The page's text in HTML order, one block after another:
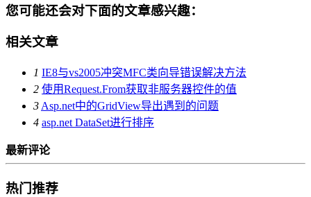
您可能还会对下面的文章感兴趣：
相关文章
1 IE8与vs2005冲突MFC类向导错误解决方法
2 使用Request.From获取非服务器控件的值
3 Asp.net中的GridView导出遇到的问题
4 asp.net DataSet进行排序
最新评论
热门推荐